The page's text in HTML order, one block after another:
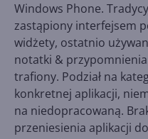
Windows Phone.
zastąpiony interfejsem
widżety, ostatnio
notatki &
trafiony. Podział na
konkretnej aplikacji,
na niedopracowaną.
przeniesienia aplikacji